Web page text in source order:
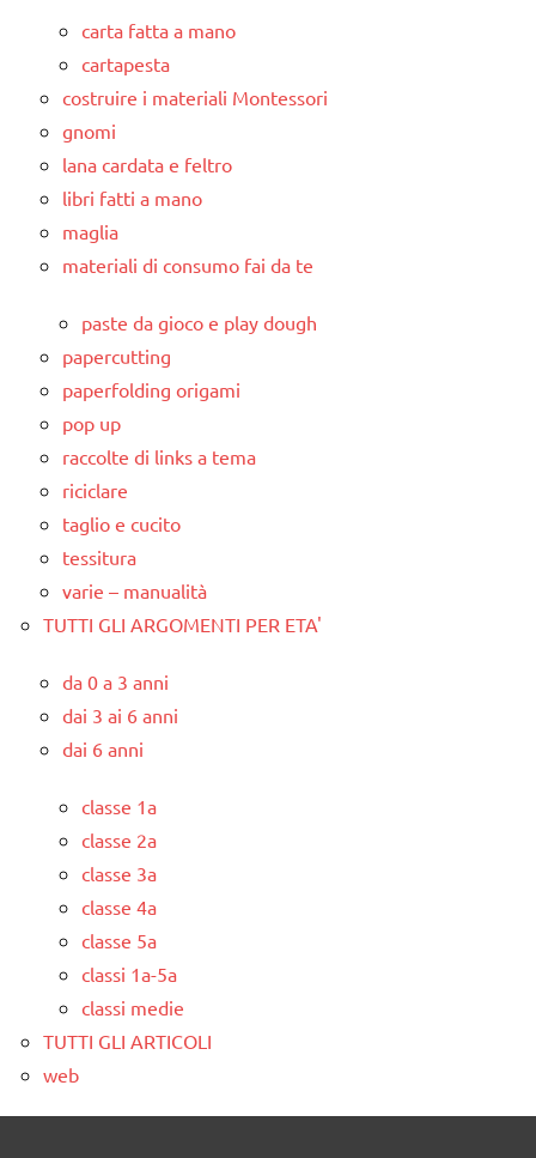
carta fatta a mano
cartapesta
costruire i materiali Montessori
gnomi
lana cardata e feltro
libri fatti a mano
maglia
materiali di consumo fai da te
paste da gioco e play dough
papercutting
paperfolding origami
pop up
raccolte di links a tema
riciclare
taglio e cucito
tessitura
varie – manualità
TUTTI GLI ARGOMENTI PER ETA'
da 0 a 3 anni
dai 3 ai 6 anni
dai 6 anni
classe 1a
classe 2a
classe 3a
classe 4a
classe 5a
classi 1a-5a
classi medie
TUTTI GLI ARTICOLI
web